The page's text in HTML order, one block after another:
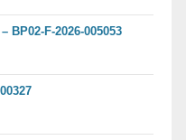
BP02-F-2026-005053